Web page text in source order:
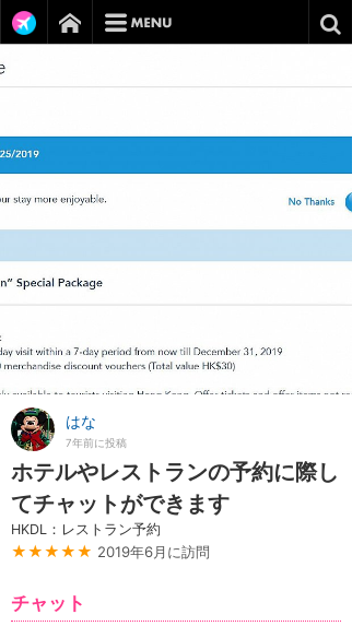
はな
7年前に投稿
ホテルやレストランの予約に際し
てチャットができます
HKDL：レストラン予約
★★★★★ 2019年6月に訪問
チャット